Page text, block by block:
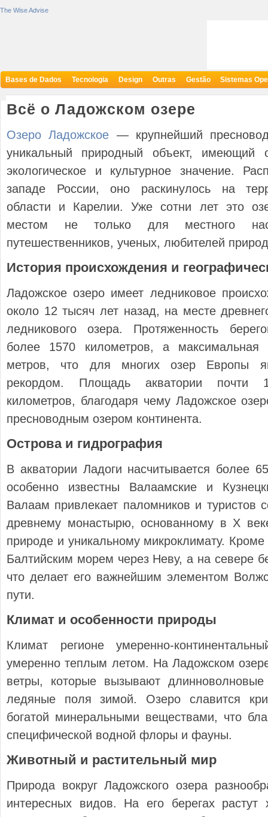
The Wise Advise
Bases de Dados Tecnologia Design Outras Gestão Sistemas
Всё о Ладожском озере
Озеро Ладожское — крупнейший
уникальный природный объект, имеющий
экологическое и культурное значение.
западе России, оно раскинулось на
области и Карелии. Уже сотни лет это
местом не только для местного
путешественников, ученых, любителей
История происхождения и
Ладожское озеро имеет ледниковое
около 12 тысяч лет назад, на месте
ледникового озера. Протяженность
более 1570 километров, а максимальная
метров, что для многих озер Европы
рекордом. Площадь акватории почти
километров, благодаря чему Ладожское
пресноводным озером континента.
Острова и гидрография
В акватории Ладоги насчитывается более
особенно известны Валаамские и
Валаам привлекает паломников и туристов
древнему монастырю, основанному в X
природе и уникальному микроклимату. Кроме
Балтийским морем через Неву, а на севере
что делает его важнейшим элементом
пути.
Климат и особенности природы
Климат регионе умеренно-
умеренно теплым летом. На Ладожском
ветры, которые вызывают
ледяные поля зимой. Озеро славится
богатой минеральными веществами, что
специфической водной флоры и фауны.
Животный и растительный мир
Природа вокруг Ладожского озера
интересных видов. На его берегах